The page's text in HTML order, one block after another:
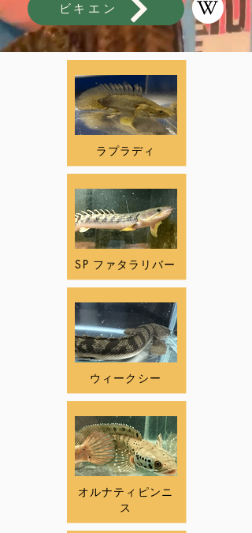
ビキエン
ラプラディ
SP ファタラリバー
ウィークシー
オルナティピンニ
ス